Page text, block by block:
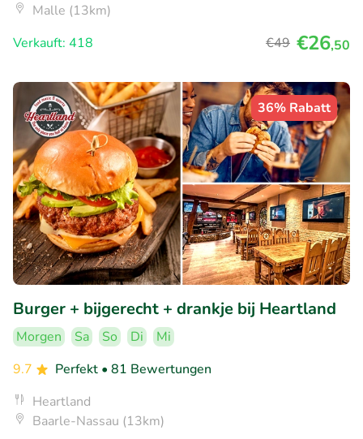
Malle (13km)
Verkauft: 418
€49 €26,50
36% Rabatt
Burger + bijgerecht + drankje bij Heartland
Morgen Sa So Di
Mi
9.7
Perfekt • 81 Bewertungen
Heartland
Baarle-Nassau (13km)